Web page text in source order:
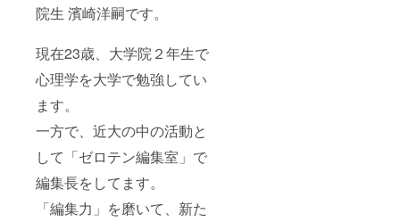
院生 濱崎洋嗣です。
現在23歳、大学院２年生で
心理学を大学で勉強してい
ます。
一方で、近大の中の活動と
して「ゼロテン編集室」で
編集長をしてます。
「編集力」を磨いて、新た